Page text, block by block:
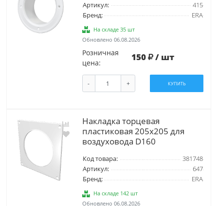
Артикул:
415
Бренд:
ERA
На складе 35 шт
Обновлено 06.08.2026
Розничная
цена:
150 / шт
- + КУПИТЬ
Накладка торцевая
пластиковая 205х205 для
воздуховода D160
Код товара:
381748
Артикул:
647
Бренд:
ERA
На складе 142 шт
Обновлено 06.08.2026